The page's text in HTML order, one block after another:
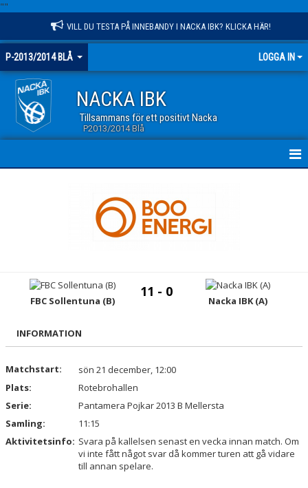
""
VILL DU TESTA PÅ INNEBANDY I NACKA IBK? KLICKA HÄR!
P-2013/2014 BLÅ LOGGA IN
NACKA IBK
Tillsammans för ett positivt Nacka
P2013/2014 Blå
TRUPPEN
BILDGALLERI
KONTAKT
FBC Sollentuna (B)
11 - 0
Nacka IBK (A)
INFORMATION
Matchstart:
sön 21 december, 12:00
Plats:
Rotebrohallen
Serie:
Pantamera Pojkar 2013 B Mellersta
Samling:
11:15
Aktivitetsinfo: Svara på kallelsen senast en vecka innan match. Om
vi inte fått något svar då kommer turen att gå vidare
till annan spelare.